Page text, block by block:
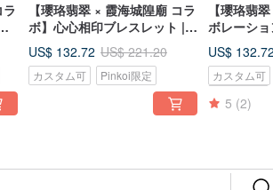
【瓔珞翡翠 × 霞海城隍廟 コラ
ボ】心心相印ブレスレット |
10% をチャリティに寄付
US$ 132.72 US$ 221.20
カスタム可 Pinkoi限定
【瓔珞翡
ボレーシ
編み込みブ
の 10% を
US$ 132.72
カスタム可
Pinkoi限定
5 (2)